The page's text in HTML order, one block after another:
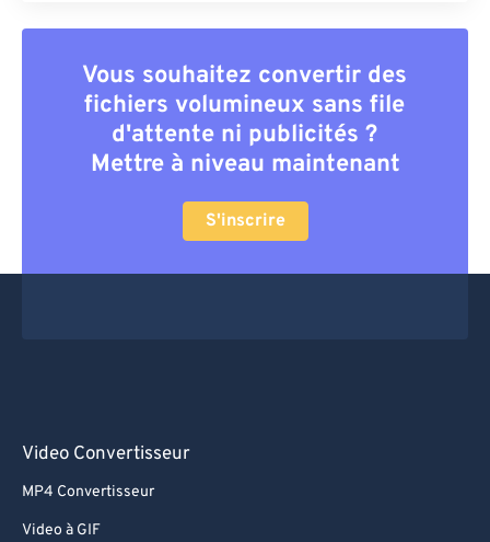
Vous souhaitez convertir des
fichiers volumineux sans file
d'attente ni publicités ?
Mettre à niveau maintenant
S'inscrire
Video Convertisseur
MP4 Convertisseur
Video à GIF